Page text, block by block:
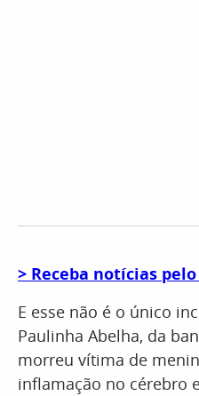
> Receba notícias
E esse não é o único
Paulinha Abelha, da
morreu vítima de
inflamação no cérebro